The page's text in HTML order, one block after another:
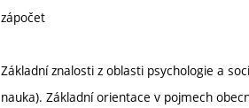
zápočet
Základní znalosti z oblasti psychologie a
nauka). Základní orientace v pojmech